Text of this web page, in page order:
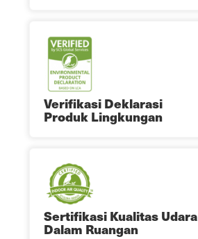
Verifikasi Deklarasi
Produk Lingkungan
Sertifikasi Kualitas Udara
Dalam Ruangan